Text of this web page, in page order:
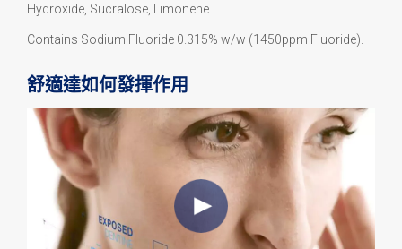
Hydroxide, Sucralose, Limonene.
Contains Sodium Fluoride 0.315% w/w (1450ppm Fluoride).
舒適達如何發揮作用